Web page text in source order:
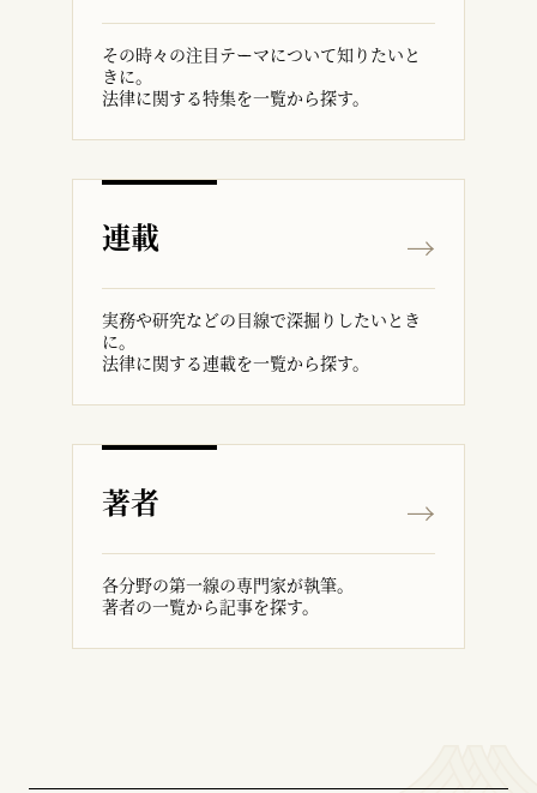
その時々の注目テーマについて知りたいと
きに。
法律に関する特集を一覧から探す。
連載
実務や研究などの目線で深掘りしたいとき
に。
法律に関する連載を一覧から探す。
著者
各分野の第一線の専門家が執筆。
著者の一覧から記事を探す。